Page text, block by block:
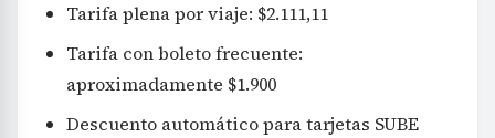
Tarifa plena por viaje: $2.111,11
Tarifa con boleto frecuente:
aproximadamente $1.900
Descuento automático para tarjetas SUBE